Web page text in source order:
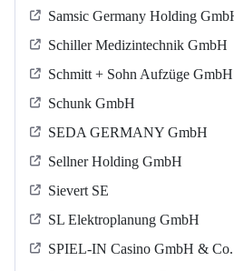
Samsic Germany Holding
Schiller Medizintechnik GmbH
Schmitt + Sohn Aufzüge
Schunk GmbH
SEDA GERMANY GmbH
Sellner Holding GmbH
Sievert SE
SL Elektroplanung GmbH
SPIEL-IN Casino GmbH &